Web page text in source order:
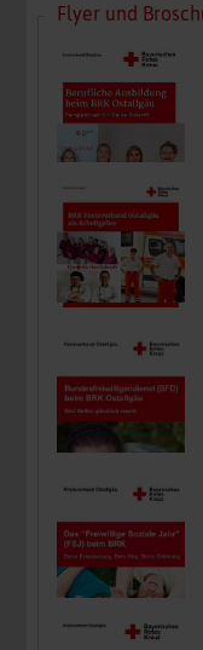
Flyer und